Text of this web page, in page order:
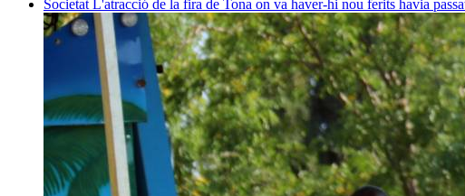
Societat L'atracció de la fira de Tona on va haver-hi nou ferits havia